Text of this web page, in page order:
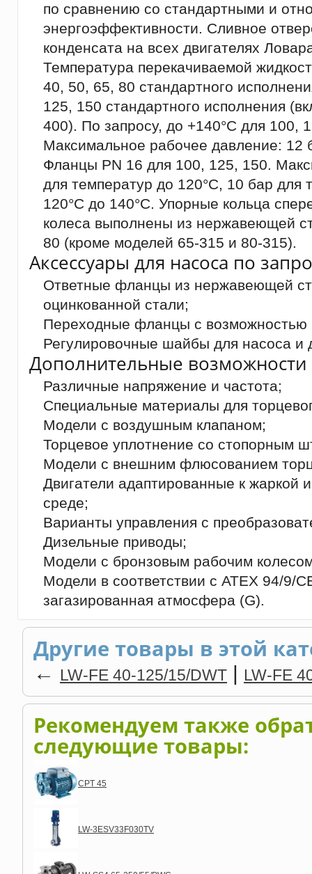
по сравнению со стандартными и
энергоэффективности. Сливное
конденсата на всех двигателях
Температура перекачиваемой
40, 50, 65, 80 стандартного
125, 150 стандартного исполнения
400). По запросу, до +140°C для 100,
Максимальное рабочее давление: 12
Фланцы PN 16 для 100, 125, 150.
для температур до 120°C, 10 бар для
120°C до 140°C. Упорные кольца
колеса выполнены из нержавеющей
80 (кроме моделей 65-315 и 80-315).
Аксессуары для насоса по
Ответные фланцы из нержавеющей
оцинкованной стали;
Переходные фланцы с возможностью
Регулировочные шайбы для насоса и
Дополнительные возможности
Различные напряжение и частота;
Специальные материалы для
Модели с воздушным клапаном;
Торцевое уплотнение со стопорным
Модели с внешним флюсованием
Двигатели адаптированные к жаркой
среде;
Варианты управления с
Дизельные приводы;
Модели с бронзовым рабочим
Модели в соответствии с ATEX 94/9/
загазированная атмосфера (G).
Другие товары в этой
← LW-FE 40-125/15/DWT | LW-FE
Рекомендуем также
следующие товары:
CPT 45
LW-3ESV33F030TV